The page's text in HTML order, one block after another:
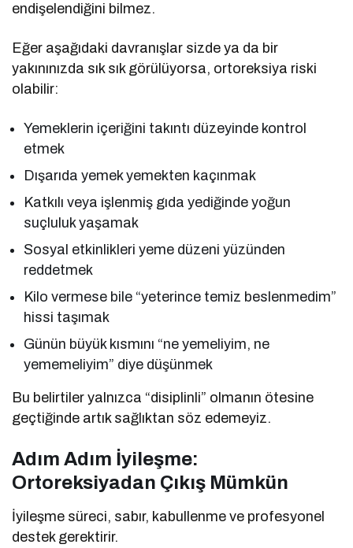
endişelendiğini bilmez.
Eğer aşağıdaki davranışlar sizde ya da bir
yakınınızda sık sık görülüyorsa, ortoreksiya riski
olabilir:
Yemeklerin içeriğini takıntı düzeyinde kontrol
etmek
Dışarıda yemek yemekten kaçınmak
Katkılı veya işlenmiş gıda yediğinde yoğun
suçluluk yaşamak
Sosyal etkinlikleri yeme düzeni yüzünden
reddetmek
Kilo vermese bile “yeterince temiz beslenmedim”
hissi taşımak
Günün büyük kısmını “ne yemeliyim, ne
yememeliyim” diye düşünmek
Bu belirtiler yalnızca “disiplinli” olmanın ötesine
geçtiğinde artık sağlıktan söz edemeyiz.
Adım Adım İyileşme:
Ortoreksiyadan Çıkış Mümkün
İyileşme süreci, sabır, kabullenme ve profesyonel
destek gerektirir.